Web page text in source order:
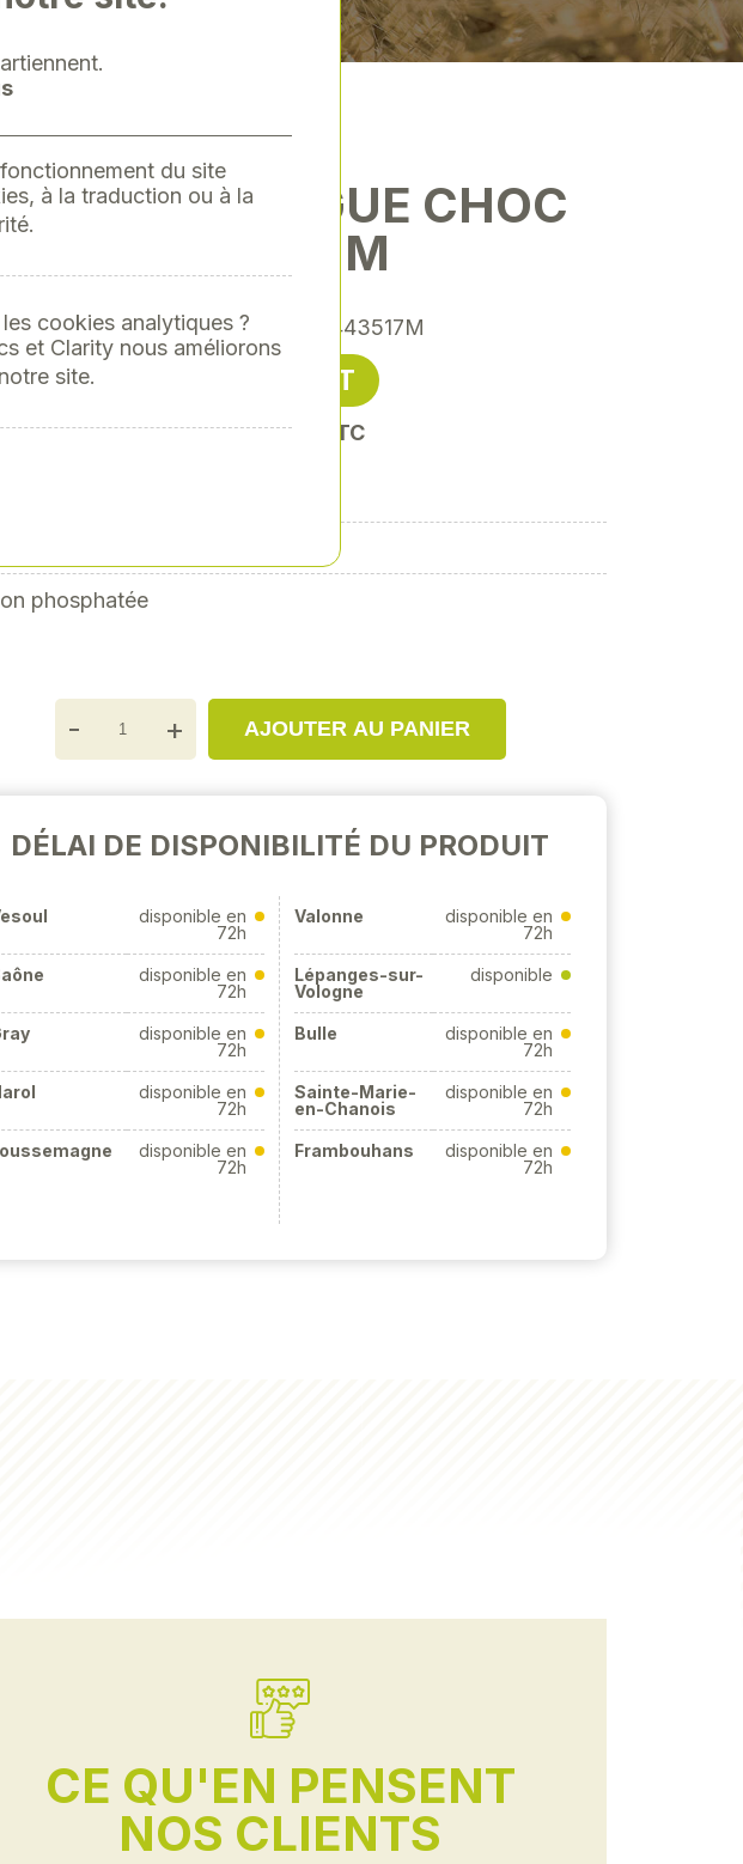
LONGUE CHOC
1/2 17MM
Référence: XY-XY443517M
13,52 € HT
soit 16,22 € TTC
phosphatée
- + AJOUTER AU PANIER
DÉLAI DE DISPONIBILITÉ DU PRODUIT
disponible en
72h
disponible en
72h
disponible en
72h
disponible en
72h
disponible en
72h
Valonne
disponible en
72h
Lépanges-sur-
Vologne
disponible
Bulle
disponible en
72h
Sainte-Marie-
en-Chanois
disponible en
72h
Frambouhans
disponible en
72h
CE QU'EN PENSENT
NOS CLIENTS
du site
à la traduction ou à la
cookies analytiques ?
et Clarity nous améliorons
notre site.